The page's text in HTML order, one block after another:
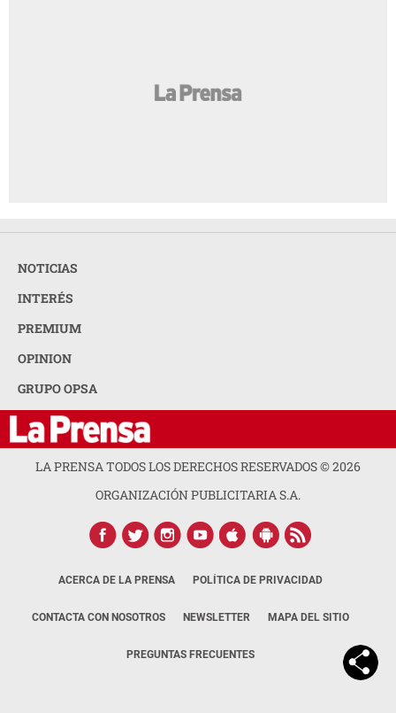
NOTICIAS
INTERÉS
PREMIUM
OPINION
GRUPO OPSA
LA PRENSA TODOS LOS DERECHOS RESERVADOS ©2026
ORGANIZACIÓN PUBLICITARIA S.A.
ACERCA DE LA PRENSA POLÍTICA DE PRIVACIDAD
CONTACTA CON NOSOTROS NEWSLETTER MAPA DEL SITIO
PREGUNTAS FRECUENTES